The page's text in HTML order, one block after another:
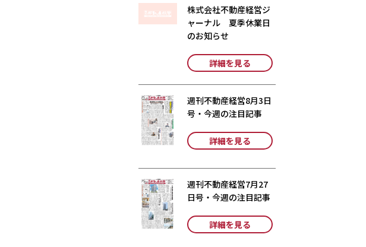
株式会社不動産経営ジ
ャーナル 夏季休業日
のお知らせ
詳細を見る
週刊不動産経営8月3日
号・今週の注目記事
詳細を見る
週刊不動産経営7月27
日号・今週の注目記事
詳細を見る